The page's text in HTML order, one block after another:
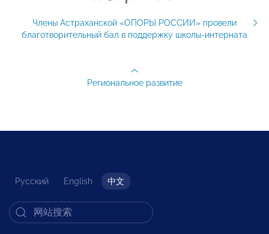
Члены Астраханской «ОПОРЫ РОССИИ» провели
благотворительный бал в поддержку школы-интерната
Региональное развитие
Русский English 中文